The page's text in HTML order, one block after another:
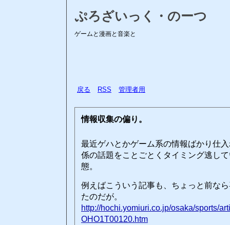
ぷろざいっく・のーつ
ゲームと漫画と音楽と
戻る RSS 管理者用
情報収集の偏り。
最近ゲハとかゲーム系の情報ばかり仕
係の話題をことごとくタイミング逃し
態。
例えばこういう記事も、ちょっと前な
たのだが。
http://hochi.yomiuri.co.jp/osaka/sports/
OHO1T00120.htm